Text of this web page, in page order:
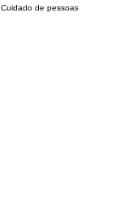
Cuidado de pessoas